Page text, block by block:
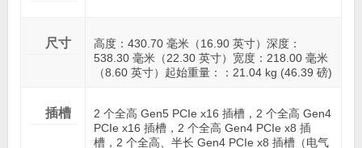
尺寸
高度：430.70 毫米（16.90 英寸）深度：
538.30 毫米（22.30 英寸）宽度：218.00 毫米
（8.60 英寸）起始重量：：21.04 kg (46.39 磅)
插槽
2 个全高 Gen5 PCIe x16 插槽，2 个全高 Gen4
PCIe x16 插槽，2 个全高 Gen4 PCIe x8 插
槽，2 个全高、半长 Gen4 PCIe x8 插槽（电气